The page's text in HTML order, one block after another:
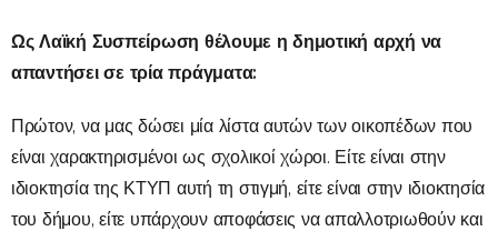
Ως Λαϊκή Συσπείρωση θέλουμε η δημοτική αρχή να
απαντήσει σε τρία πράγματα:
Πρώτον, να μας δώσει μία λίστα αυτών των οικοπέδων που
είναι χαρακτηρισμένοι ως σχολικοί χώροι. Είτε είναι στην
ιδιοκτησία της ΚΤΥΠ αυτή τη στιγμή, είτε είναι στην ιδιοκτησία
του δήμου, είτε υπάρχουν αποφάσεις να απαλλοτριωθούν και